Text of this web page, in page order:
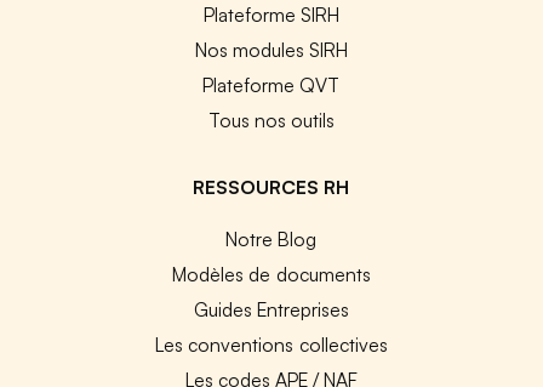
Plateforme SIRH
Nos modules SIRH
Plateforme QVT
Tous nos outils
RESSOURCES RH
Notre Blog
Modèles de documents
Guides Entreprises
Les conventions collectives
Les codes APE / NAF